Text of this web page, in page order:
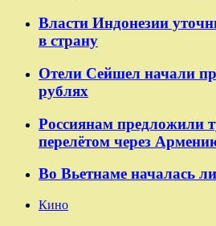
Власти Индонезии
в страну
Отели Сейшел начали
рублях
Россиянам предложили
перелётом через
Во Вьетнаме началась
Кино